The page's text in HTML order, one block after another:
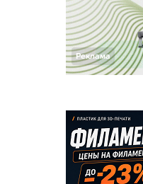
Реклама